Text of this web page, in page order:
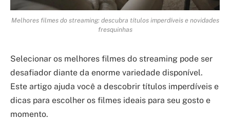
Melhores filmes do streaming: descubra títulos imperdíveis e novidades
fresquinhas
Selecionar os melhores filmes do streaming pode ser
desafiador diante da enorme variedade disponível.
Este artigo ajuda você a descobrir títulos imperdíveis e
dicas para escolher os filmes ideais para seu gosto e
momento.